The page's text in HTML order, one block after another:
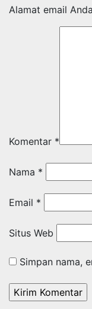
Alamat email
Komentar *
Nama *
Email *
Situs Web
Simpan nama,